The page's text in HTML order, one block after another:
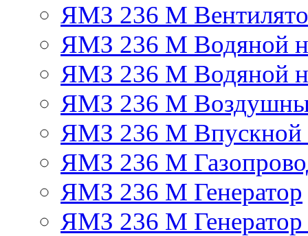
ЯМЗ 236 М
ЯМЗ 236 М Водяной
ЯМЗ 236 М Водяной
ЯМЗ 236 М
ЯМЗ 236 М Впускной
ЯМЗ 236 М
ЯМЗ 236 М Генератор
ЯМЗ 236 М Генератор